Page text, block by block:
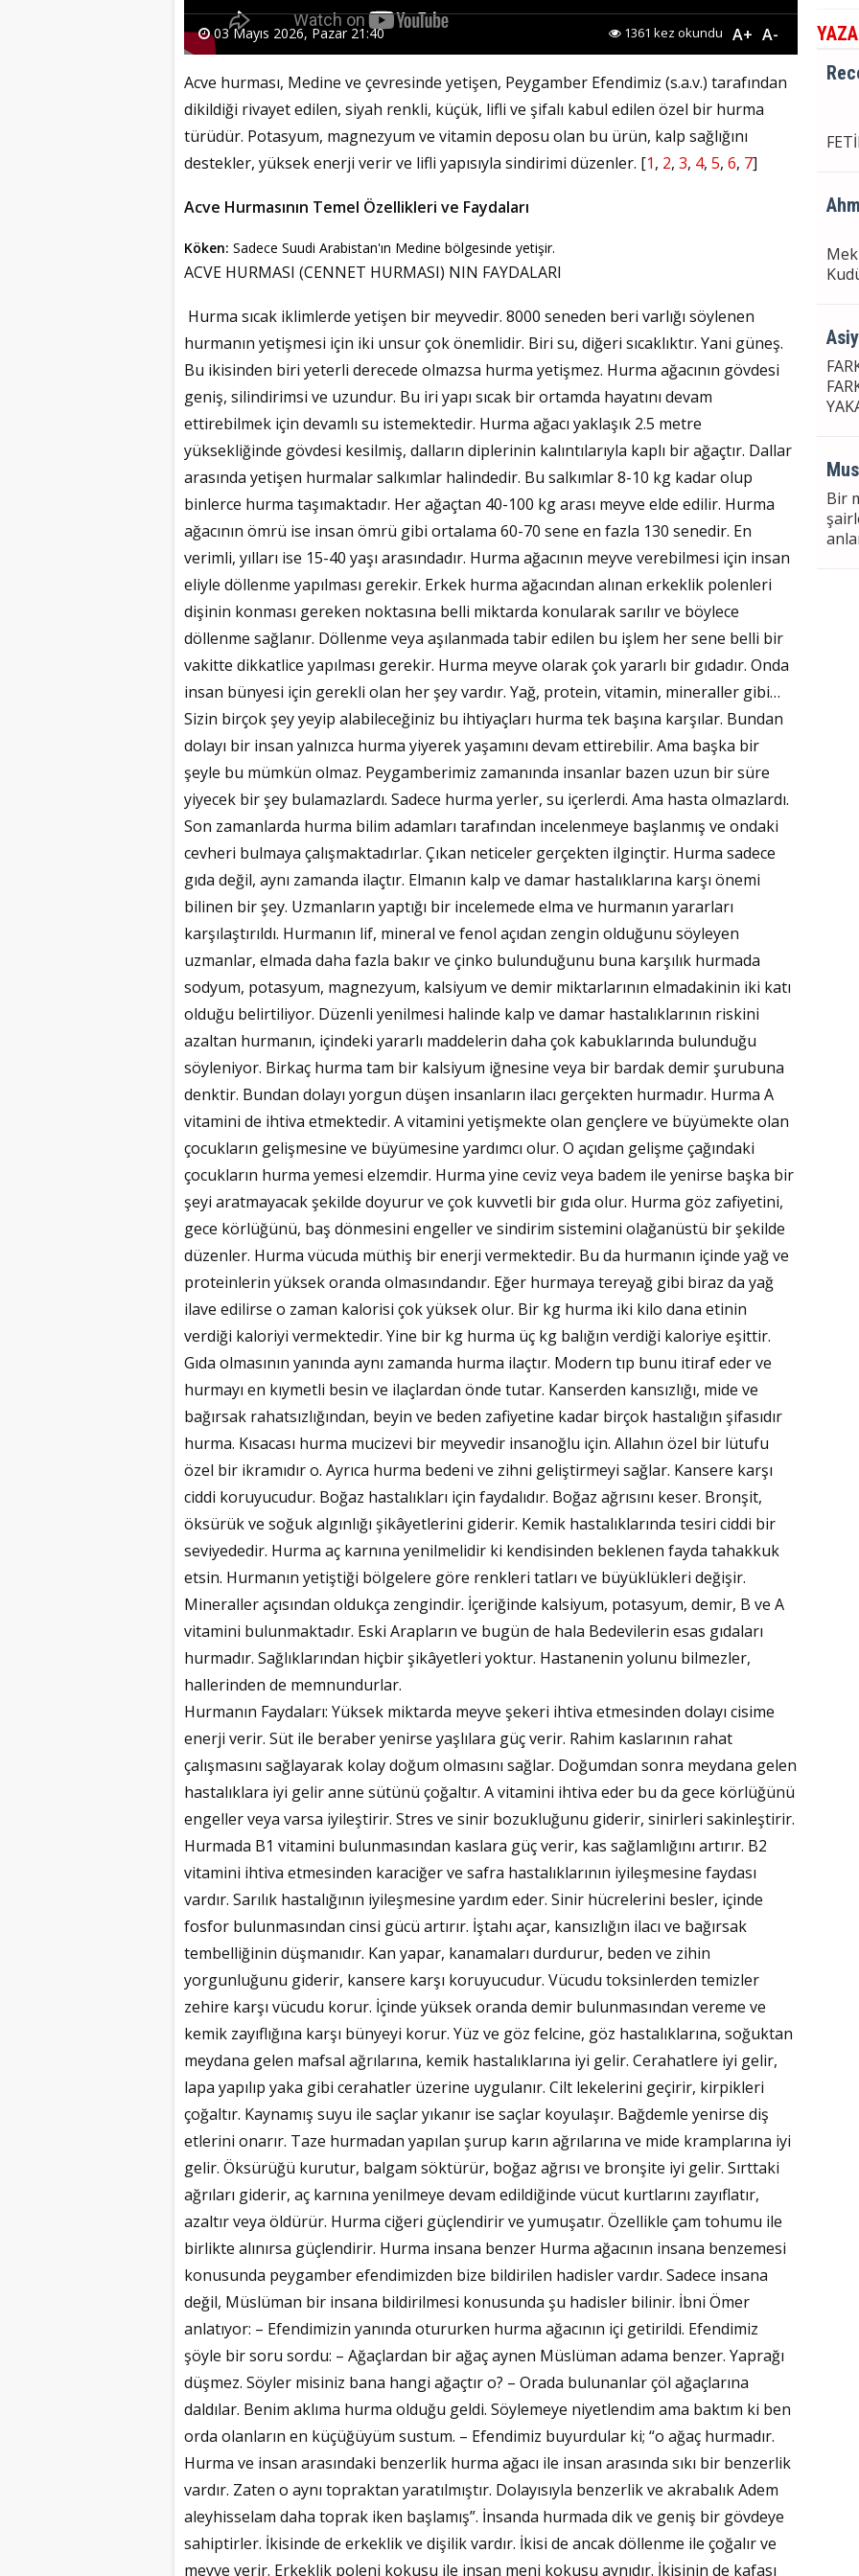
03 Mayıs 2026, Pazar 21:40 A-
A+
1361 kez okundu
Acve hurması, Medine ve çevresinde yetişen, Peygamber Efendimiz (s.a.v.) tarafından
dikildiği rivayet edilen, siyah renkli, küçük, lifli ve şifalı kabul edilen özel bir hurma
türüdür. Potasyum, magnezyum ve vitamin deposu olan bu ürün, kalp sağlığını
destekler, yüksek enerji verir ve lifli yapısıyla sindirimi düzenler. [1, 2, 3, 4, 5, 6, 7]
Acve Hurmasının Temel Özellikleri ve Faydaları
Köken: Sadece Suudi Arabistan'ın Medine bölgesinde yetişir.
ACVE HURMASI (CENNET HURMASI) NIN FAYDALARI
Hurma sıcak iklimlerde yetişen bir meyvedir. 8000 seneden beri varlığı söylenen
hurmanın yetişmesi için iki unsur çok önemlidir. Biri su, diğeri sıcaklıktır. Yani güneş.
Bu ikisinden biri yeterli derecede olmazsa hurma yetişmez. Hurma ağacının gövdesi
geniş, silindirimsi ve uzundur. Bu iri yapı sıcak bir ortamda hayatını devam
ettirebilmek için devamlı su istemektedir. Hurma ağacı yaklaşık 2.5 metre
yüksekliğinde gövdesi kesilmiş, dalların diplerinin kalıntılarıyla kaplı bir ağaçtır. Dallar
arasında yetişen hurmalar salkımlar halindedir. Bu salkımlar 8-10 kg kadar olup
binlerce hurma taşımaktadır. Her ağaçtan 40-100 kg arası meyve elde edilir. Hurma
ağacının ömrü ise insan ömrü gibi ortalama 60-70 sene en fazla 130 senedir. En
verimli, yılları ise 15-40 yaşı arasındadır. Hurma ağacının meyve verebilmesi için insan
eliyle döllenme yapılması gerekir. Erkek hurma ağacından alınan erkeklik polenleri
dişinin konması gereken noktasına belli miktarda konularak sarılır ve böylece
döllenme sağlanır. Döllenme veya aşılanmada tabir edilen bu işlem her sene belli bir
vakitte dikkatlice yapılması gerekir. Hurma meyve olarak çok yararlı bir gıdadır. Onda
insan bünyesi için gerekli olan her şey vardır. Yağ, protein, vitamin, mineraller gibi…
Sizin birçok şey yeyip alabileceğiniz bu ihtiyaçları hurma tek başına karşılar. Bundan
dolayı bir insan yalnızca hurma yiyerek yaşamını devam ettirebilir. Ama başka bir
şeyle bu mümkün olmaz. Peygamberimiz zamanında insanlar bazen uzun bir süre
yiyecek bir şey bulamazlardı. Sadece hurma yerler, su içerlerdi. Ama hasta olmazlardı.
Son zamanlarda hurma bilim adamları tarafından incelenmeye başlanmış ve ondaki
cevheri bulmaya çalışmaktadırlar. Çıkan neticeler gerçekten ilginçtir. Hurma sadece
gıda değil, aynı zamanda ilaçtır. Elmanın kalp ve damar hastalıklarına karşı önemi
bilinen bir şey. Uzmanların yaptığı bir incelemede elma ve hurmanın yararları
karşılaştırıldı. Hurmanın lif, mineral ve fenol açıdan zengin olduğunu söyleyen
uzmanlar, elmada daha fazla bakır ve çinko bulunduğunu buna karşılık hurmada
sodyum, potasyum, magnezyum, kalsiyum ve demir miktarlarının elmadakinin iki katı
olduğu belirtiliyor. Düzenli yenilmesi halinde kalp ve damar hastalıklarının riskini
azaltan hurmanın, içindeki yararlı maddelerin daha çok kabuklarında bulunduğu
söyleniyor. Birkaç hurma tam bir kalsiyum iğnesine veya bir bardak demir şurubuna
denktir. Bundan dolayı yorgun düşen insanların ilacı gerçekten hurmadır. Hurma A
vitamini de ihtiva etmektedir. A vitamini yetişmekte olan gençlere ve büyümekte olan
çocukların gelişmesine ve büyümesine yardımcı olur. O açıdan gelişme çağındaki
çocukların hurma yemesi elzemdir. Hurma yine ceviz veya badem ile yenirse başka bir
şeyi aratmayacak şekilde doyurur ve çok kuvvetli bir gıda olur. Hurma göz zafiyetini,
gece körlüğünü, baş dönmesini engeller ve sindirim sistemini olağanüstü bir şekilde
düzenler. Hurma vücuda müthiş bir enerji vermektedir. Bu da hurmanın içinde yağ ve
proteinlerin yüksek oranda olmasındandır. Eğer hurmaya tereyağ gibi biraz da yağ
ilave edilirse o zaman kalorisi çok yüksek olur. Bir kg hurma iki kilo dana etinin
verdiği kaloriyi vermektedir. Yine bir kg hurma üç kg balığın verdiği kaloriye eşittir.
Gıda olmasının yanında aynı zamanda hurma ilaçtır. Modern tıp bunu itiraf eder ve
hurmayı en kıymetli besin ve ilaçlardan önde tutar. Kanserden kansızlığı, mide ve
bağırsak rahatsızlığından, beyin ve beden zafiyetine kadar birçok hastalığın şifasıdır
hurma. Kısacası hurma mucizevi bir meyvedir insanoğlu için. Allahın özel bir lütufu
özel bir ikramıdır o. Ayrıca hurma bedeni ve zihni geliştirmeyi sağlar. Kansere karşı
ciddi koruyucudur. Boğaz hastalıkları için faydalıdır. Boğaz ağrısını keser. Bronşit,
öksürük ve soğuk algınlığı şikâyetlerini giderir. Kemik hastalıklarında tesiri ciddi bir
seviyededir. Hurma aç karnına yenilmelidir ki kendisinden beklenen fayda tahakkuk
etsin. Hurmanın yetiştiği bölgelere göre renkleri tatları ve büyüklükleri değişir.
Mineraller açısından oldukça zengindir. İçeriğinde kalsiyum, potasyum, demir, B ve A
vitamini bulunmaktadır. Eski Arapların ve bugün de hala Bedevilerin esas gıdaları
hurmadır. Sağlıklarından hiçbir şikâyetleri yoktur. Hastanenin yolunu bilmezler,
hallerinden de memnundurlar.
Hurmanın Faydaları: Yüksek miktarda meyve şekeri ihtiva etmesinden dolayı cisime
enerji verir. Süt ile beraber yenirse yaşlılara güç verir. Rahim kaslarının rahat
çalışmasını sağlayarak kolay doğum olmasını sağlar. Doğumdan sonra meydana gelen
hastalıklara iyi gelir anne sütünü çoğaltır. A vitamini ihtiva eder bu da gece körlüğünü
engeller veya varsa iyileştirir. Stres ve sinir bozukluğunu giderir, sinirleri sakinleştirir.
Hurmada B1 vitamini bulunmasından kaslara güç verir, kas sağlamlığını artırır. B2
vitamini ihtiva etmesinden karaciğer ve safra hastalıklarının iyileşmesine faydası
vardır. Sarılık hastalığının iyileşmesine yardım eder. Sinir hücrelerini besler, içinde
fosfor bulunmasından cinsi gücü artırır. İştahı açar, kansızlığın ilacı ve bağırsak
tembelliğinin düşmanıdır. Kan yapar, kanamaları durdurur, beden ve zihin
yorgunluğunu giderir, kansere karşı koruyucudur. Vücudu toksinlerden temizler
zehire karşı vücudu korur. İçinde yüksek oranda demir bulunmasından vereme ve
kemik zayıflığına karşı bünyeyi korur. Yüz ve göz felcine, göz hastalıklarına, soğuktan
meydana gelen mafsal ağrılarına, kemik hastalıklarına iyi gelir. Cerahatlere iyi gelir,
lapa yapılıp yaka gibi cerahatler üzerine uygulanır. Cilt lekelerini geçirir, kirpikleri
çoğaltır. Kaynamış suyu ile saçlar yıkanır ise saçlar koyulaşır. Bağdemle yenirse diş
etlerini onarır. Taze hurmadan yapılan şurup karın ağrılarına ve mide kramplarına iyi
gelir. Öksürüğü kurutur, balgam söktürür, boğaz ağrısı ve bronşite iyi gelir. Sırttaki
ağrıları giderir, aç karnına yenilmeye devam edildiğinde vücut kurtlarını zayıflatır,
azaltır veya öldürür. Hurma ciğeri güçlendirir ve yumuşatır. Özellikle çam tohumu ile
birlikte alınırsa güçlendirir. Hurma insana benzer Hurma ağacının insana benzemesi
konusunda peygamber efendimizden bize bildirilen hadisler vardır. Sadece insana
değil, Müslüman bir insana bildirilmesi konusunda şu hadisler bilinir. İbni Ömer
anlatıyor: – Efendimizin yanında otururken hurma ağacının içi getirildi. Efendimiz
şöyle bir soru sordu: – Ağaçlardan bir ağaç aynen Müslüman adama benzer. Yaprağı
düşmez. Söyler misiniz bana hangi ağaçtır o? – Orada bulunanlar çöl ağaçlarına
daldılar. Benim aklıma hurma olduğu geldi. Söylemeye niyetlendim ama baktım ki ben
orda olanların en küçüğüyüm sustum. – Efendimiz buyurdular ki; “o ağaç hurmadır.
Hurma ve insan arasındaki benzerlik hurma ağacı ile insan arasında sıkı bir benzerlik
vardır. Zaten o aynı topraktan yaratılmıştır. Dolayısıyla benzerlik ve akrabalık Adem
aleyhisselam daha toprak iken başlamış”. İnsanda hurmada dik ve geniş bir gövdeye
sahiptirler. İkisinde de erkeklik ve dişilik vardır. İkisi de ancak döllenme ile çoğalır ve
meyve verir. Erkeklik poleni kokusu ile insan meni kokusu aynıdır. İkisinin de kafası
Bir